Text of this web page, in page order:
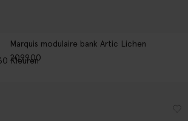
Marquis modulaire bank Artic Lichen
2099.00
Kleuren